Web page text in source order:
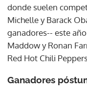
donde suelen
Michelle y Barack
ganadores-- este
Maddow y Ronan
Red Hot Chili
Ganadores